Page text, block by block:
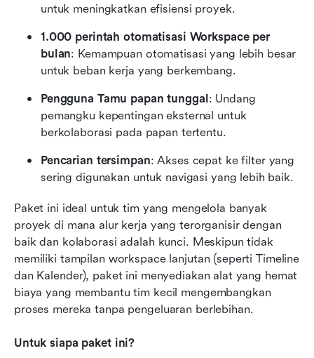
untuk meningkatkan efisiensi proyek.
1.000 perintah otomatisasi Workspace per
bulan: Kemampuan otomatisasi yang lebih besar
untuk beban kerja yang berkembang.
Pengguna Tamu papan tunggal : Undang
pemangku kepentingan eksternal untuk
berkolaborasi pada papan tertentu.
Pencarian tersimpan: Akses cepat ke filter yang
sering digunakan untuk navigasi yang lebih baik.
Paket ini ideal untuk tim yang mengelola banyak
proyek di mana alur kerja yang terorganisir dengan
baik dan kolaborasi adalah kunci. Meskipun tidak
memiliki tampilan workspace lanjutan (seperti Timeline
dan Kalender), paket ini menyediakan alat yang hemat
biaya yang membantu tim kecil mengembangkan
proses mereka tanpa pengeluaran berlebihan.
Untuk siapa paket ini?